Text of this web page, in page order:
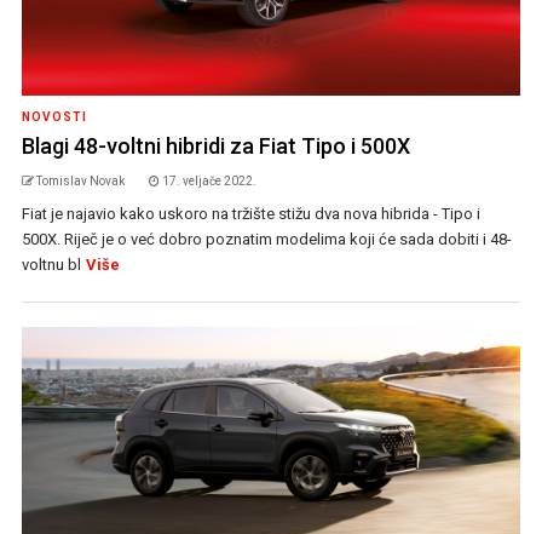
NOVOSTI
Blagi 48-voltni hibridi za Fiat Tipo i 500X
Tomislav Novak 17. veljače 2022.
Fiat je najavio kako uskoro na tržište stižu dva nova hibrida - Tipo i
500X. Riječ je o već dobro poznatim modelima koji će sada dobiti i 48-
voltnu bl Više